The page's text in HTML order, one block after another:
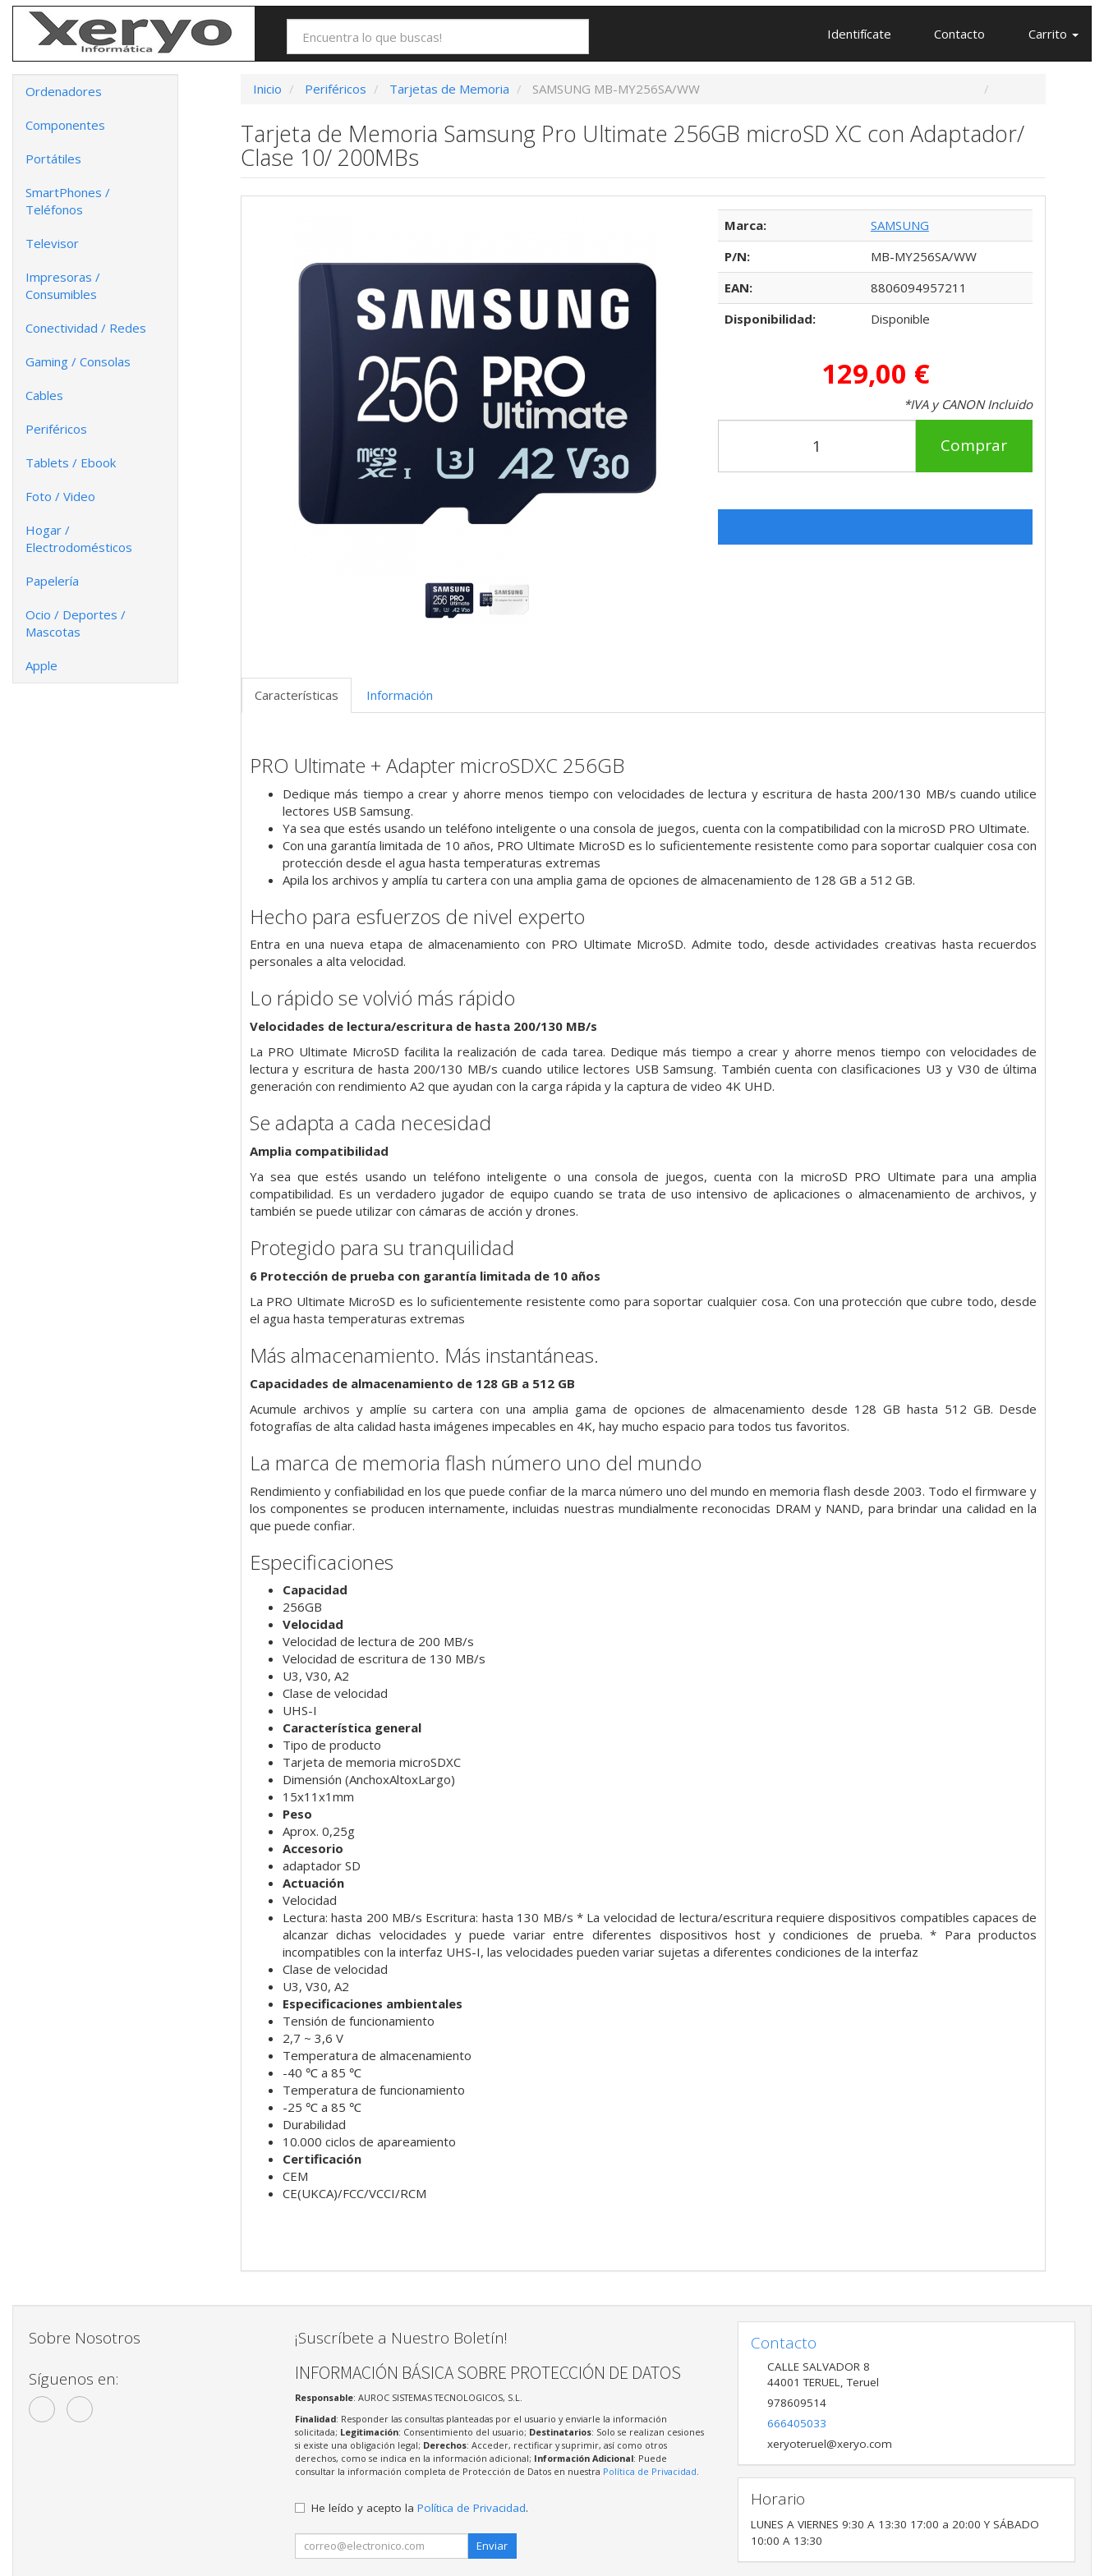
Identifícate Contacto Carrito
Ordenadores
Componentes
Portátiles
SmartPhones /
Teléfonos
Televisor
Impresoras /
Consumibles
Conectividad / Redes
Gaming / Consolas
Cables
Periféricos
Tablets / Ebook
Foto / Video
Hogar /
Electrodomésticos
Papelería
Ocio / Deportes /
Mascotas
Apple
Inicio Periféricos Tarjetas de Memoria SAMSUNG MB-MY256SA/WW
Tarjeta de Memoria Samsung Pro Ultimate 256GB microSD XC con Adaptador/
Clase 10/ 200MBs
Marca:
SAMSUNG
P/N:
MB-MY256SA/WW
EAN:
8806094957211
Disponibilidad:
Disponible
129,00 €
*IVA y CANON Incluido
Comprar
Características Información
PRO Ultimate + Adapter microSDXC 256GB
Dedique más tiempo a crear y ahorre menos tiempo con velocidades de lectura y escritura de hasta 200/130 MB/s cuando utilice
lectores USB Samsung.
Ya sea que estés usando un teléfono inteligente o una consola de juegos, cuenta con la compatibilidad con la microSD PRO Ultimate.
Con una garantía limitada de 10 años, PRO Ultimate MicroSD es lo suficientemente resistente como para soportar cualquier cosa con
protección desde el agua hasta temperaturas extremas
Apila los archivos y amplía tu cartera con una amplia gama de opciones de almacenamiento de 128 GB a 512 GB.
Hecho para esfuerzos de nivel experto
Entra en una nueva etapa de almacenamiento con PRO Ultimate MicroSD. Admite todo, desde actividades creativas hasta recuerdos
personales a alta velocidad.
Lo rápido se volvió más rápido
Velocidades de lectura/escritura de hasta 200/130 MB/s
La PRO Ultimate MicroSD facilita la realización de cada tarea. Dedique más tiempo a crear y ahorre menos tiempo con velocidades de
lectura y escritura de hasta 200/130 MB/s cuando utilice lectores USB Samsung. También cuenta con clasificaciones U3 y V30 de última
generación con rendimiento A2 que ayudan con la carga rápida y la captura de video 4K UHD.
Se adapta a cada necesidad
Amplia compatibilidad
Ya sea que estés usando un teléfono inteligente o una consola de juegos, cuenta con la microSD PRO Ultimate para una amplia
compatibilidad. Es un verdadero jugador de equipo cuando se trata de uso intensivo de aplicaciones o almacenamiento de archivos, y
también se puede utilizar con cámaras de acción y drones.
Protegido para su tranquilidad
6 Protección de prueba con garantía limitada de 10 años
La PRO Ultimate MicroSD es lo suficientemente resistente como para soportar cualquier cosa. Con una protección que cubre todo, desde
el agua hasta temperaturas extremas
Más almacenamiento. Más instantáneas.
Capacidades de almacenamiento de 128 GB a 512 GB
Acumule archivos y amplíe su cartera con una amplia gama de opciones de almacenamiento desde 128 GB hasta 512 GB. Desde
fotografías de alta calidad hasta imágenes impecables en 4K, hay mucho espacio para todos tus favoritos.
La marca de memoria flash número uno del mundo
Rendimiento y confiabilidad en los que puede confiar de la marca número uno del mundo en memoria flash desde 2003. Todo el firmware y
los componentes se producen internamente, incluidas nuestras mundialmente reconocidas DRAM y NAND, para brindar una calidad en la
que puede confiar.
Especificaciones
Capacidad
256GB
Velocidad
Velocidad de lectura de 200 MB/s
Velocidad de escritura de 130 MB/s
U3, V30, A2
Clase de velocidad
UHS-I
Característica general
Tipo de producto
Tarjeta de memoria microSDXC
Dimensión (AnchoxAltoxLargo)
15x11x1mm
Peso
Aprox. 0,25g
Accesorio
adaptador SD
Actuación
Velocidad
Lectura: hasta 200 MB/s Escritura: hasta 130 MB/s * La velocidad de lectura/escritura requiere dispositivos compatibles capaces de
alcanzar dichas velocidades y puede variar entre diferentes dispositivos host y condiciones de prueba. * Para productos
incompatibles con la interfaz UHS-I, las velocidades pueden variar sujetas a diferentes condiciones de la interfaz
Clase de velocidad
U3, V30, A2
Especificaciones ambientales
Tensión de funcionamiento
2,7 ~ 3,6 V
Temperatura de almacenamiento
-40 ℃ a 85 ℃
Temperatura de funcionamiento
-25 ℃ a 85 ℃
Durabilidad
10.000 ciclos de apareamiento
Certificación
CEM
CE(UKCA)/FCC/VCCI/RCM
Sobre Nosotros
Síguenos en:
¡Suscríbete a Nuestro Boletín!
INFORMACIÓN BÁSICA SOBRE PROTECCIÓN DE DATOS
Responsable: AUROC SISTEMAS TECNOLOGICOS, S.L.
Finalidad: Responder las consultas planteadas por el usuario y enviarle la información
solicitada; Legitimación: Consentimiento del usuario; Destinatarios: Solo se realizan cesiones
si existe una obligación legal; Derechos: Acceder, rectificar y suprimir, así como otros
derechos, como se indica en la información adicional; Información Adicional: Puede
consultar la información completa de Protección de Datos en nuestra Política de Privacidad.
He leído y acepto la Política de Privacidad.
Enviar
Contacto
CALLE SALVADOR 8
44001 TERUEL,Teruel
978609514
666405033
xeryoteruel@xeryo.com
Horario
LUNES A VIERNES 9:30 A 13:30 17:00 a 20:00 Y SÁBADO
10:00 A 13:30